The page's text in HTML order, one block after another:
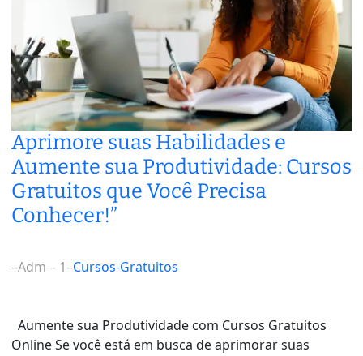
Aprimore suas Habilidades e
Aumente sua Produtividade: Cursos
Gratuitos que Você Precisa
Conhecer!”
–Adm – 1–Cursos-Gratuitos
Aumente sua Produtividade com Cursos Gratuitos
Online Se você está em busca de aprimorar suas